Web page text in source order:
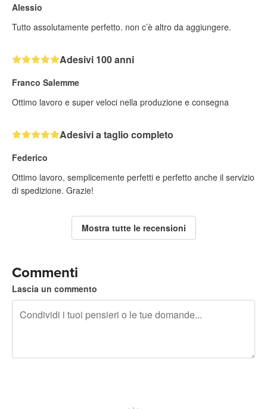
Alessio
Tutto assolutamente perfetto. non c’è altro da aggiungere.
Adesivi 100 anni
Franco Salemme
Ottimo lavoro e super veloci nella produzione e consegna
Adesivi a taglio completo
Federico
Ottimo lavoro, semplicemente perfetti e perfetto anche il servizio
di spedizione. Grazie!
Mostra tutte le recensioni
Commenti
Lascia un commento